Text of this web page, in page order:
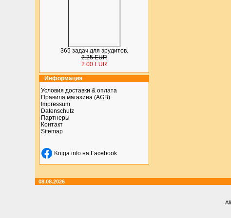
365 задач для эрудитов.
2.25 EUR
2.00 EUR
Информация
Условия доставки & оплата
Правила магазина (AGB)
Impressum
Datenschutz
Партнеры
Контакт
Sitemap
Kniga.info на Facebook
08.08.2026